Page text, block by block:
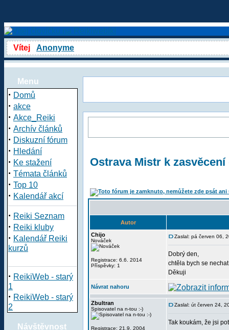
Vítej Anonyme
Menu
· Domů
· akce
· Akce_Reiki
· Archív článků
· Diskuzní fórum
· Hledání
· Ke stažení
· Témata článků
· Top 10
· Kalendář akcí
· Reiki Seznam
· Reiki kluby
· Kalendář Reiki
kurzů
· ReikiWeb - starý
1
· ReikiWeb - starý
2
Návštěvnost
Ostrava Mistr k
Autor
Chijo
Nováček
Registrace: 6.6. 2014
Příspěvky: 1
Zaslal: pá červen 06,
Dobrý den,
chtěla bych se
Děkuji
Návrat nahoru
Zbultran
Spisovatel na n-tou :-)
Registrace: 21.9. 2004
Zaslal: út červen 24,
Tak koukám, že jsi